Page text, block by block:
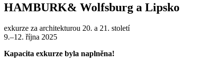
HAMBURK& Wolfsburg a Lipsko
exkurze za architekturou 20. a 21. století
9.–12. října 2025
Kapacita exkurze byla naplněna!